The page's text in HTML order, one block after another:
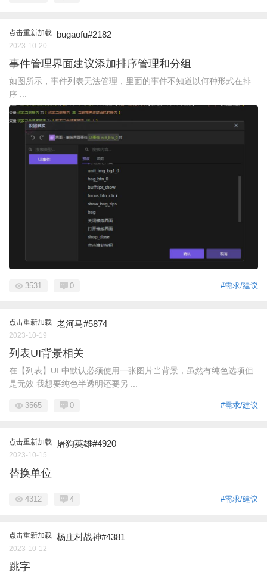
点击重新加载 bugaofu#2182
2023-10-20
事件管理界面建议添加排序管理和分组
如图所示，事件列表无法管理，里面的事件不知道以何种形式在排
序 ...
#需求/建议
3531 0
点击重新加载 老河马#5874
2023-10-19
列表UI背景相关
在【列表】UI 中默认必须使用一张图片当背景，虽然有纯色选项但
是无效 我想要纯色半透明还要另 ...
#需求/建议
3565 0
点击重新加载 屠狗英雄#4920
2023-10-15
替换单位
#需求/建议
4312 4
点击重新加载 杨庄村战神#4381
2023-10-12
跳字